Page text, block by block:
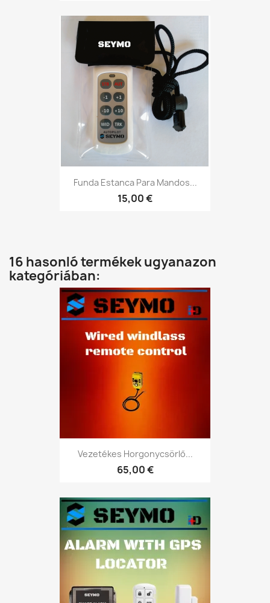
Funda Estanca Para Mandos...
15,00 €
16 hasonló termékek ugyanazon
kategóriában:
Vezetékes Horgonycsörlő...
65,00 €